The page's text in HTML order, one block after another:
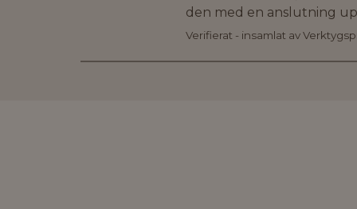
den med en anslutning
Verifierat - insamlat av